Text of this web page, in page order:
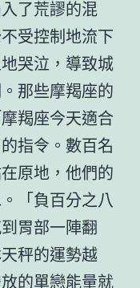
了荒謬的混
受控制地流下
哭泣，導致城
那些摩羯座的
羯座今天適合
指令。數百名
原地，他們的
「負百分之八
胃部一陣翻
秤的運勢越
的單戀能量就